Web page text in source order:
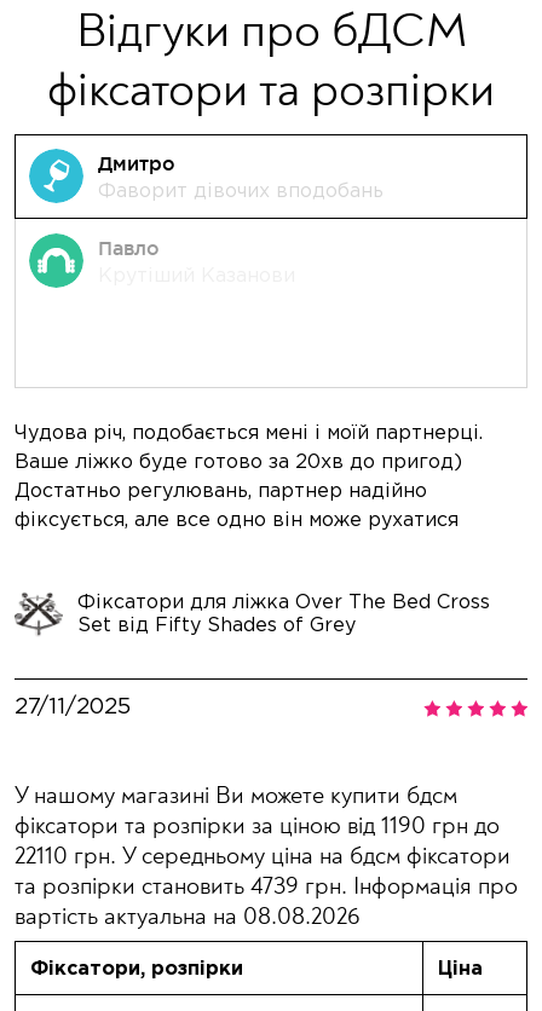
Відгуки про бДСМ
фіксатори та розпірки
Дмитро
Фаворит дівочих вподобань
Павло
Чудова річ, подобається мені і моїй партнерці.
Ваше ліжко буде готово за 20хв до пригод)
Достатньо регулювань, партнер надійно
фіксується, але все одно він може рухатися
Фіксатори для ліжка Over The Bed Cross
Set від Fifty Shades of Grey
27/11/2025
У нашому магазині Ви можете купити бдсм
фіксатори та розпірки за ціною від 1190 грн до
22110 грн. У середньому ціна на бдсм фіксатори
та розпірки становить 4739 грн. Інформація про
вартість актуальна на 08.08.2026
Фіксатори, розпірки Ціна